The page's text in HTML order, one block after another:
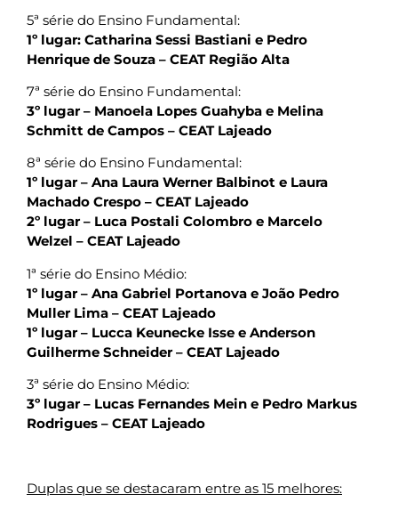
5ª série do Ensino Fundamental:
1º lugar: Catharina Sessi Bastiani e Pedro
Henrique de Souza – CEAT Região Alta
7ª série do Ensino Fundamental:
3º lugar – Manoela Lopes Guahyba e Melina
Schmitt de Campos – CEAT Lajeado
8ª série do Ensino Fundamental:
1º lugar – Ana Laura Werner Balbinot e Laura
Machado Crespo – CEAT Lajeado
2º lugar – Luca Postali Colombro e Marcelo
Welzel – CEAT Lajeado
1ª série do Ensino Médio:
1º lugar – Ana Gabriel Portanova e João Pedro
Muller Lima – CEAT Lajeado
1º lugar – Lucca Keunecke Isse e Anderson
Guilherme Schneider – CEAT Lajeado
3ª série do Ensino Médio:
3º lugar – Lucas Fernandes Mein e Pedro Markus
Rodrigues – CEAT Lajeado
Duplas que se destacaram entre as 15 melhores: